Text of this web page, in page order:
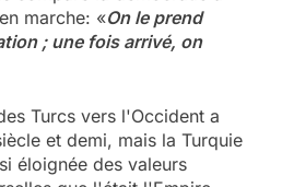
marche: «On le prend
; une fois arrivé, on
Turcs vers l'Occident a
et demi, mais la Turquie
éloignée des valeurs